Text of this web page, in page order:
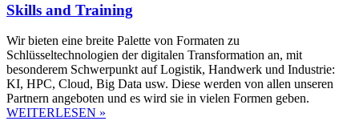
Skills and Training
Wir bieten eine breite Palette von Formaten zu
Schlüsseltechnologien der digitalen Transformation an, mit
besonderem Schwerpunkt auf Logistik, Handwerk und Industrie:
KI, HPC, Cloud, Big Data usw. Diese werden von allen unseren
Partnern angeboten und es wird sie in vielen Formen geben.
WEITERLESEN »